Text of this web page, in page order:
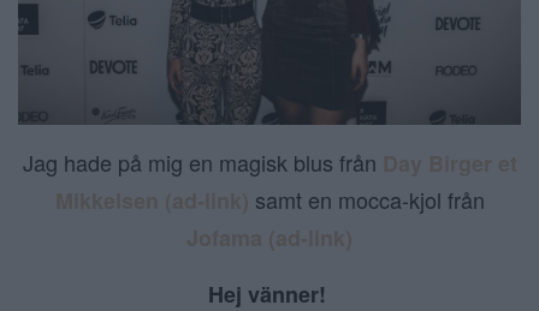
Jag hade på mig en magisk blus från
samt en mocca-kjol från
Hej vänner!